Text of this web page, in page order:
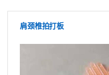
肩颈椎拍打板